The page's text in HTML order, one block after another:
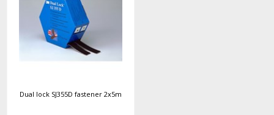
Dual lock SJ355D fastener 2x5m